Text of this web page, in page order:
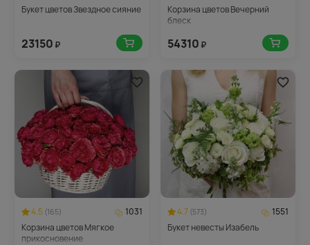
Букет цветов Звездное сияние
23150 ₽
Корзина цветов Вечерний
блеск
54310 ₽
4.5 (165)
1031
Корзина цветов Мягкое
прикосновение
4.7 (573)
1551
Букет невесты Изабель